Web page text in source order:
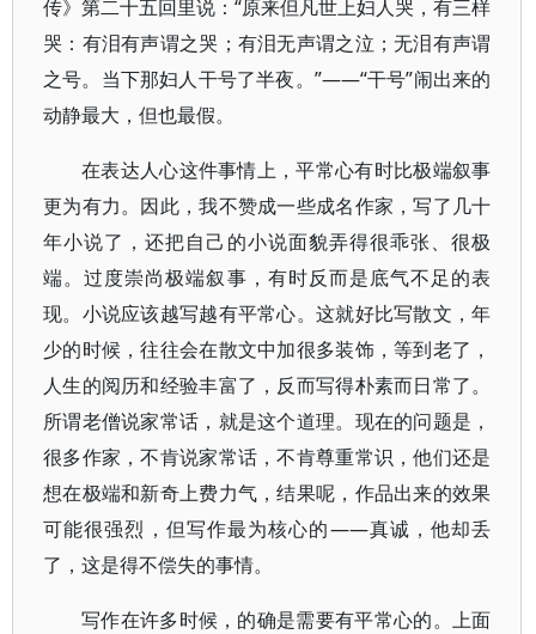
传》第二十五回里说：“原来但凡世上妇人哭，有三样
哭：有泪有声谓之哭；有泪无声谓之泣；无泪有声谓
之号。当下那妇人干号了半夜。”——“干号”闹出来的
动静最大，但也最假。
在表达人心这件事情上，平常心有时比极端叙事
更为有力。因此，我不赞成一些成名作家，写了几十
年小说了，还把自己的小说面貌弄得很乖张、很极
端。过度崇尚极端叙事，有时反而是底气不足的表
现。小说应该越写越有平常心。这就好比写散文，年
少的时候，往往会在散文中加很多装饰，等到老了，
人生的阅历和经验丰富了，反而写得朴素而日常了。
所谓老僧说家常话，就是这个道理。现在的问题是，
很多作家，不肯说家常话，不肯尊重常识，他们还是
想在极端和新奇上费力气，结果呢，作品出来的效果
可能很强烈，但写作最为核心的——真诚，他却丢
了，这是得不偿失的事情。
写作在许多时候，的确是需要有平常心的。上面